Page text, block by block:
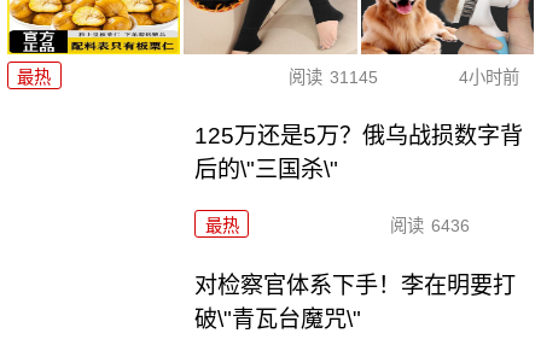
最热 阅读 31145 4小时前
125万还是5万？俄乌战损数字背
后的\"三国杀\"
最热 阅读 6436
对检察官体系下手！李在明要打
破\"青瓦台魔咒\"